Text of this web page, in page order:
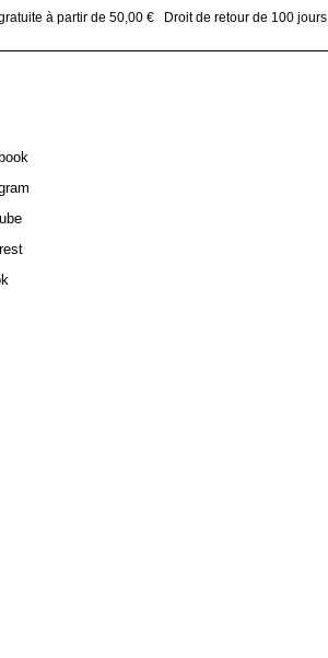
à partir de 50,00 € Droit de retour de 100 jours